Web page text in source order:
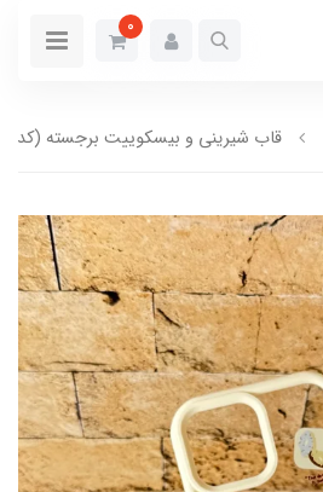
0
قاب شیرینی و بیسکوییت برجسته (کدC1802)